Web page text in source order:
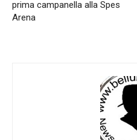
prima campanella alla Spes
Arena